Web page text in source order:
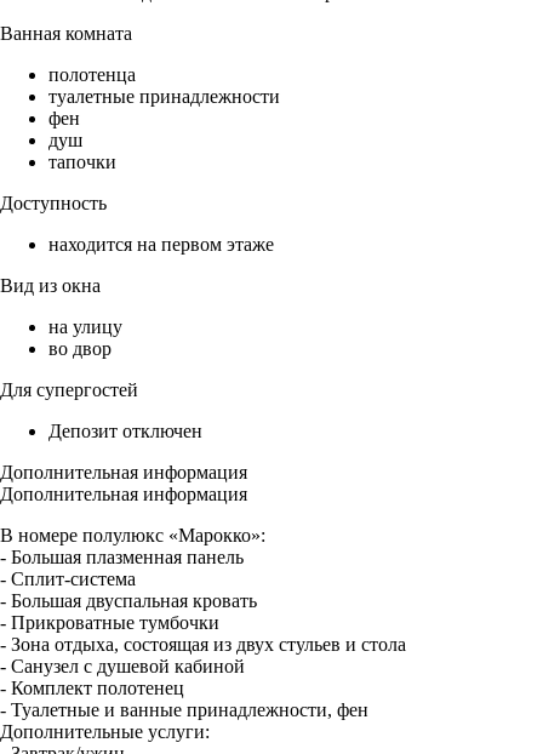
Ванная комната
полотенца
туалетные принадлежности
фен
душ
тапочки
Доступность
находится на первом этаже
Вид из окна
на улицу
во двор
Для супергостей
Депозит отключен
Дополнительная информация
Дополнительная информация
В номере полулюкс «Марокко»:
- Большая плазменная панель
- Сплит-система
- Большая двуспальная кровать
- Прикроватные тумбочки
- Зона отдыха, состоящая из двух стульев и стола
- Санузел с душевой кабиной
- Комплект полотенец
- Туалетные и ванные принадлежности, фен
Дополнительные услуги: